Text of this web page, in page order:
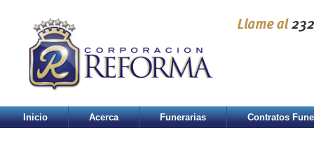
Inicio Acerca Funerarias Contratos